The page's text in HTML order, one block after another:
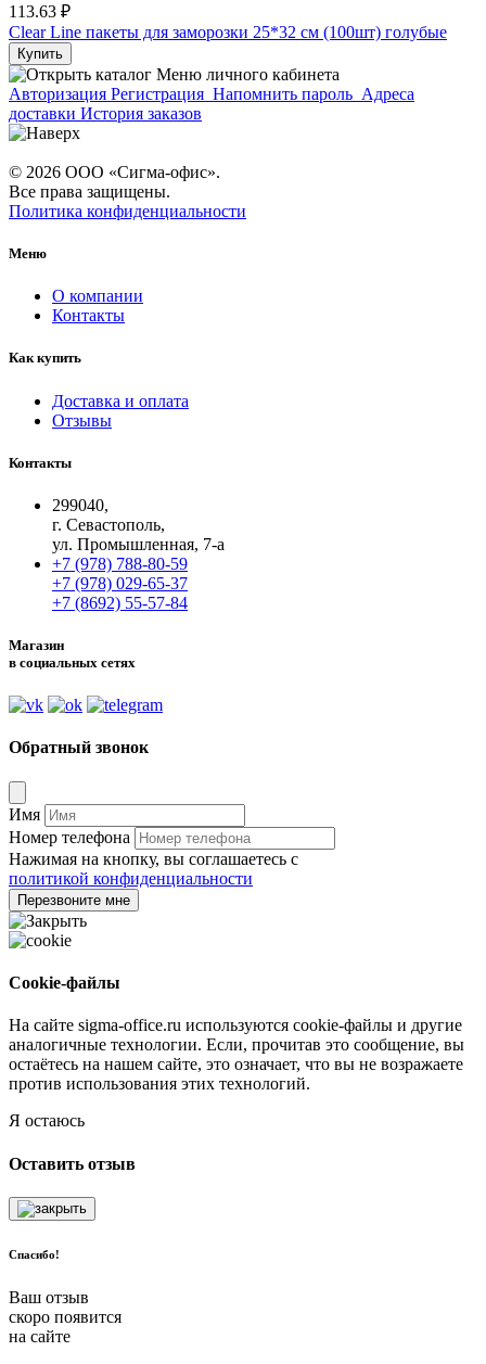
113.63 ₽
Clear Line пакеты для заморозки 25*32 см (100шт) голубые
Купить
Меню личного кабинета
Авторизация Регистрация Напомнить пароль Адреса
доставки История заказов
© 2026 ООО «Сигма-офис».
Все права защищены.
Политика конфиденциальности
Меню
О компании
Контакты
Как купить
Доставка и оплата
Отзывы
Контакты
299040,
г. Севастополь,
ул. Промышленная, 7-а
+7 (978) 788-80-59
+7 (978) 029-65-37
+7 (8692) 55-57-84
Магазин
в социальных сетях
Обратный звонок
Имя
Номер телефона
Нажимая на кнопку, вы соглашаетесь с
политикой конфиденциальности
Перезвоните мне
Cookie-файлы
На сайте sigma-office.ru используются cookie-файлы и другие
аналогичные технологии. Если, прочитав это сообщение, вы
остаётесь на нашем сайте, это означает, что вы не возражаете
против использования этих технологий.
Я остаюсь
Оставить отзыв
Спасибо!
Ваш отзыв
скоро появится
на сайте